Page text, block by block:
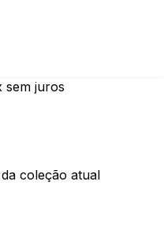
sem juros
coleção atual